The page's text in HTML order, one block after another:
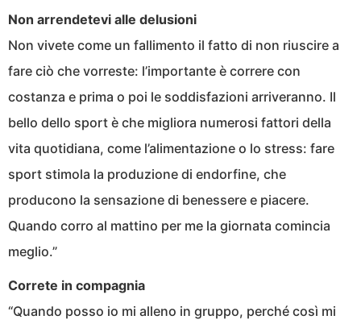
Non arrendetevi alle delusioni
Non vivete come un fallimento il fatto di non riuscire a
fare ciò che vorreste: l’importante è correre con
costanza e prima o poi le soddisfazioni arriveranno. Il
bello dello sport è che migliora numerosi fattori della
vita quotidiana, come l’alimentazione o lo stress: fare
sport stimola la produzione di endorfine, che
producono la sensazione di benessere e piacere.
Quando corro al mattino per me la giornata comincia
meglio.”
Correte in compagnia
“Quando posso io mi alleno in gruppo, perché così mi